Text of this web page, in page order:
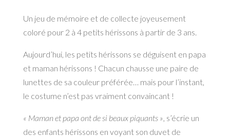
Un jeu de mémoire et de collecte joyeusement
coloré pour 2 à 4 petits hérissons à partir de 3 ans.
Aujourd’hui, les petits hérissons se déguisent en papa
et maman hérissons ! Chacun chausse une paire de
lunettes de sa couleur préférée… mais pour l’instant,
le costume n’est pas vraiment convaincant !
« Maman et papa ont de si beaux piquants » , s’écrie un
des enfants hérissons en voyant son duvet de